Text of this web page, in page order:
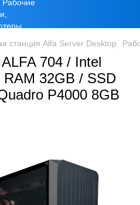
станция Alfa Server Desktop
704 / Intel
32GB / SSD
P4000 8GB